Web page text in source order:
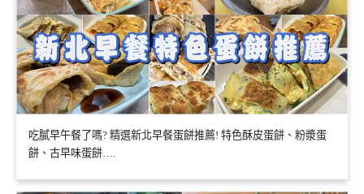
吃膩早午餐了嗎? 精選新北早餐蛋餅推薦! 特色酥皮蛋餅、粉漿蛋
餅、古早味蛋餅….